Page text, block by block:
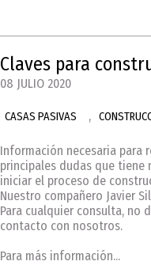
Claves para
08 JULIO 2020
CASAS PASIVAS ,
Información necesaria para
principales dudas que
iniciar el proceso de
Nuestro compañero Javier
Para cualquier consulta, no
contacto con nosotros.
Para más información...